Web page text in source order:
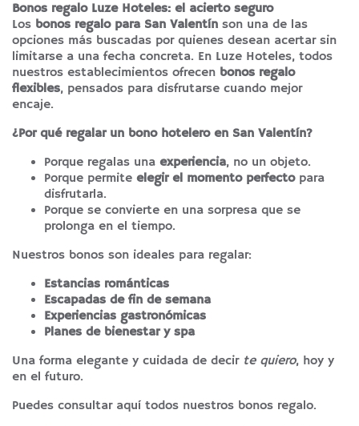
Bonos regalo Luze Hoteles: el acierto seguro
Los bonos regalo para San Valentín son una de las
opciones más buscadas por quienes desean acertar sin
limitarse a una fecha concreta. En Luze Hoteles, todos
nuestros establecimientos ofrecen bonos regalo
flexibles, pensados para disfrutarse cuando mejor
encaje.
¿Por qué regalar un bono hotelero en San Valentín?
Porque regalas una experiencia, no un objeto.
Porque permite elegir el momento perfectopara
disfrutarla.
Porque se convierte en una sorpresa que se
prolonga en el tiempo.
Nuestros bonos son ideales para regalar:
Estancias románticas
Escapadas de fin de semana
Experiencias gastronómicas
Planes de bienestar y spa
Una forma elegante y cuidada de decir te quiero, hoy y
en el futuro.
Puedes consultar aquí todos nuestros bonos regalo.